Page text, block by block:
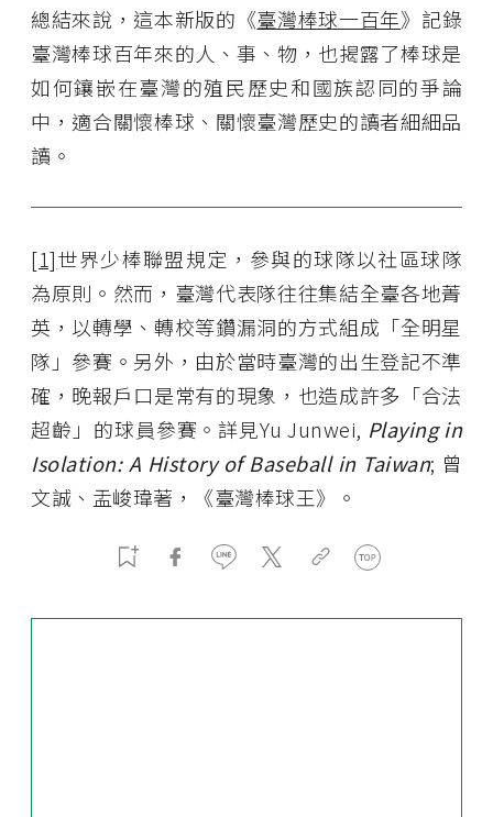
總結來說，這本新版的《臺灣棒球一百年》記錄
臺灣棒球百年來的人、事、物，也揭露了棒球是
如何鑲嵌在臺灣的殖民歷史和國族認同的爭論
中，適合關懷棒球、關懷臺灣歷史的讀者細細品
讀。
[1]世界少棒聯盟規定，參與的球隊以社區球隊
為原則。然而，臺灣代表隊往往集結全臺各地菁
英，以轉學、轉校等鑽漏洞的方式組成「全明星
隊」參賽。另外，由於當時臺灣的出生登記不準
確，晚報戶口是常有的現象，也造成許多「合法
超齡」的球員參賽。詳見Yu Junwei, Playing in
Isolation: A History of Baseball in Taiwan; 曾
文誠、盂峻瑋著，《臺灣棒球王》。